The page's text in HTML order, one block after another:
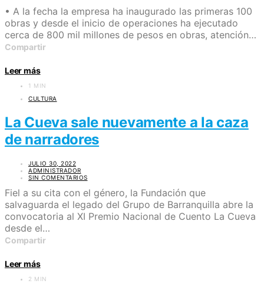
• A la fecha la empresa ha inaugurado las primeras 100
obras y desde el inicio de operaciones ha ejecutado
cerca de 800 mil millones de pesos en obras, atención…
Compartir
Leer más
1 MIN
CULTURA
La Cueva sale nuevamente a la caza
de narradores
JULIO 30, 2022
ADMINISTRADOR
SIN COMENTARIOS
Fiel a su cita con el género, la Fundación que
salvaguarda el legado del Grupo de Barranquilla abre la
convocatoria al XI Premio Nacional de Cuento La Cueva
desde el…
Compartir
Leer más
2 MIN